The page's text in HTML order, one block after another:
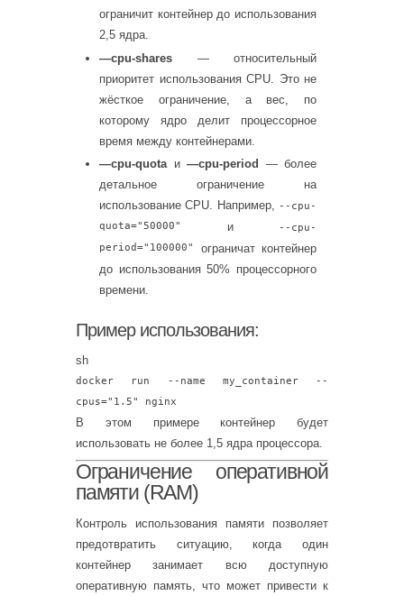
ограничит контейнер до использования
2,5 ядра.
—cpu-shares — относительный
приоритет использования CPU. Это не
жёсткое ограничение, а вес, по
которому ядро делит процессорное
время между контейнерами.
—cpu-quotaи —cpu-period
— более
детальное ограничение на
использование CPU. Например, --cpu-
quota="50000" и --cpu-
period="100000"
ограничат контейнер
до использования 50% процессорного
времени.
Пример использования:
sh
docker run --name my_container --
cpus="1.5" nginx
В этом примере контейнер будет
использовать не более 1,5 ядра процессора.
Ограничение оперативной
памяти (RAM)
Контроль использования памяти позволяет
предотвратить ситуацию, когда один
контейнер занимает всю доступную
оперативную память, что может привести к